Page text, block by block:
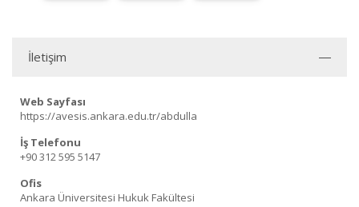
İletişim
Web Sayfası
https://avesis.ankara.edu.tr/abdulla
İş Telefonu
+90 312 595 5147
Ofis
Ankara Üniversitesi Hukuk Fakültesi